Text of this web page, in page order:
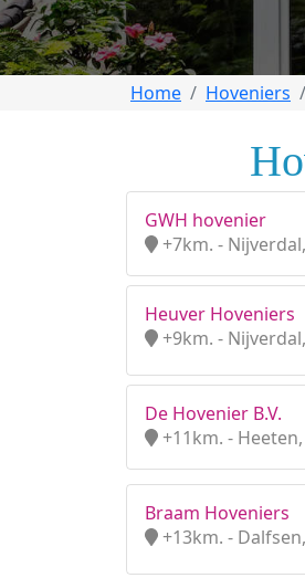
Home Hoveniers
GWH hovenier
+7km. -
Heuver Hoveniers
+9km. -
De Hovenier B.V.
+11km. -
Braam Hoveniers
+13km. -